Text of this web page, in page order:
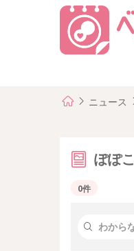
ニュース
ぽぽこ
0件